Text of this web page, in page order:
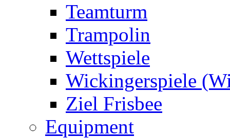
Teamturm
Trampolin
Wettspiele
Wickingerspiele
Ziel Frisbee
Equipment